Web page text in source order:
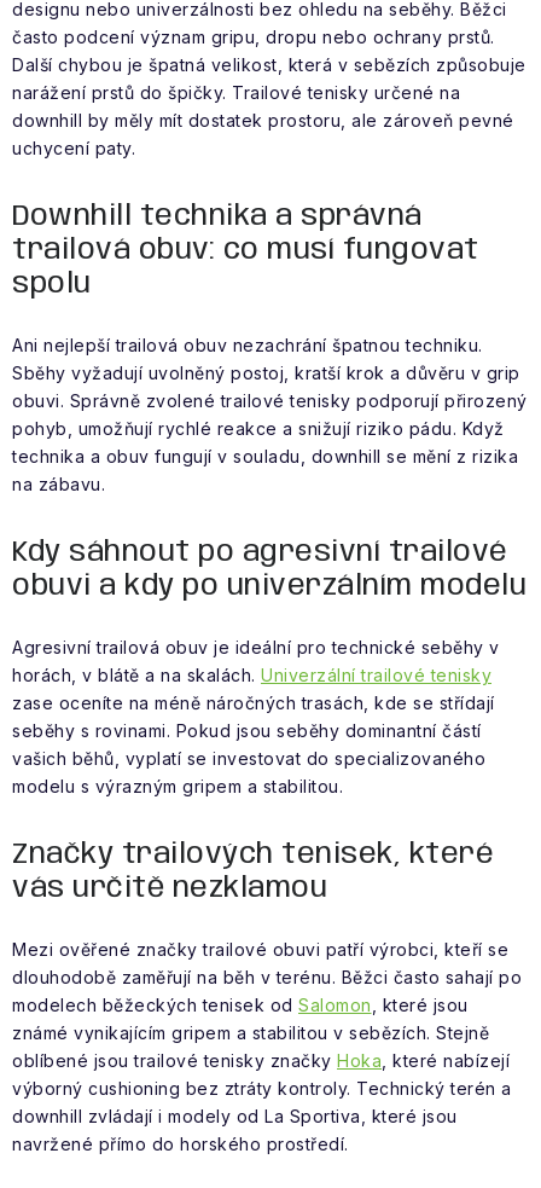
designu nebo univerzálnosti bez ohledu na seběhy. Běžci
často podcení význam gripu, dropu nebo ochrany prstů.
Další chybou je špatná velikost, která v sebězích způsobuje
narážení prstů do špičky. Trailové tenisky určené na
downhill by měly mít dostatek prostoru, ale zároveň pevné
uchycení paty.
Downhill technika a správná
trailová obuv: co musí fungovat
spolu
Ani nejlepší trailová obuv nezachrání špatnou techniku.
Sběhy vyžadují uvolněný postoj, kratší krok a důvěru v grip
obuvi. Správně zvolené trailové tenisky podporují přirozený
pohyb, umožňují rychlé reakce a snižují riziko pádu. Když
technika a obuv fungují v souladu, downhill se mění z rizika
na zábavu.
Kdy sáhnout po agresivní trailové
obuvi a kdy po univerzálním modelu
Agresivní trailová obuv je ideální pro technické seběhy v
horách, v blátě a na skalách. Univerzální trailové tenisky
zase oceníte na méně náročných trasách, kde se střídají
seběhy s rovinami. Pokud jsou seběhy dominantní částí
vašich běhů, vyplatí se investovat do specializovaného
modelu s výrazným gripem a stabilitou.
Značky trailových tenisek, které
vás určitě nezklamou
Mezi ověřené značky trailové obuvi patří výrobci, kteří se
dlouhodobě zaměřují na běh v terénu. Běžci často sahají po
modelech běžeckých tenisek od Salomon , které jsou
známé vynikajícím gripem a stabilitou v sebězích. Stejně
oblíbené jsou trailové tenisky značky Hoka , které nabízejí
výborný cushioning bez ztráty kontroly. Technický terén a
downhill zvládají i modely od La Sportiva, které jsou
navržené přímo do horského prostředí.